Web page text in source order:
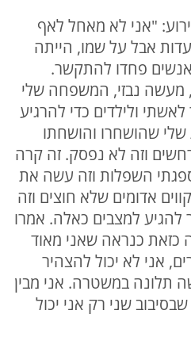
"אני לא מאחל לאף
אבל על שמו, הייתה
פחדו להתקשר.
נבזי, המשפחה שלי
ולילדים כדי להרגיע
שהושחרו והושחתו
וזה לא נפסק. זה קרה
השפלות וזה עשה את
אדומים שלא חוצים וזה
להגיע למצבים כאלה. אמרו
כזאת כנראה שאני מאוד
אני לא יכול להצהיר
תלונה במשטרה. אני מבין
שני רק אני יכול